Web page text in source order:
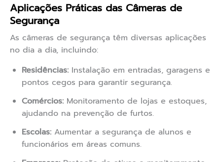
Aplicações Práticas das Câmeras de
Segurança
As câmeras de segurança têm diversas aplicações
no dia a dia, incluindo:
Residências: Instalação em entradas, garagens e
pontos cegos para garantir segurança.
Comércios: Monitoramento de lojas e estoques,
ajudando na prevenção de furtos.
Escolas: Aumentar a segurança de alunos e
funcionários em áreas comuns.